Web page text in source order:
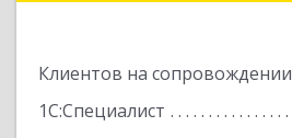
Клиентов на сопровождении
1С:Специалист